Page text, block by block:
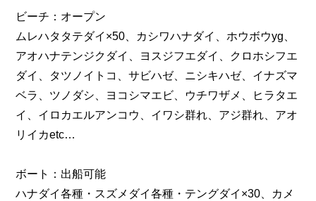
ビーチ：オープン
ムレハタタテダイ×50、カシワハナダイ、ホウボウyg、
アオハナテンジクダイ、ヨスジフエダイ、クロホシフエ
ダイ、タツノイトコ、サビハゼ、ニシキハゼ、イナズマ
ベラ、ツノダシ、ヨコシマエビ、ウチワザメ、ヒラタエ
イ、イロカエルアンコウ、イワシ群れ、アジ群れ、アオ
リイカetc…
ボート：出船可能
ハナダイ各種・スズメダイ各種・テングダイ×30、カメ